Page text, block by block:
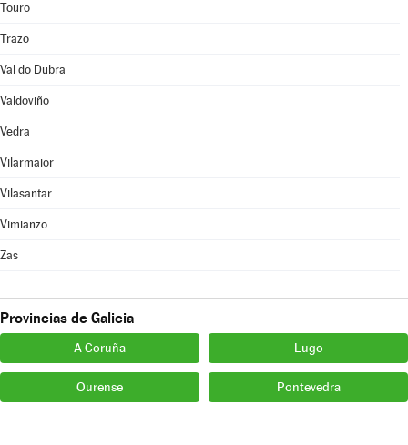
Touro
Trazo
Val do Dubra
Valdoviño
Vedra
Vilarmaior
Vilasantar
Vimianzo
Zas
Provincias de Galicia
A Coruña Lugo
Ourense Pontevedra